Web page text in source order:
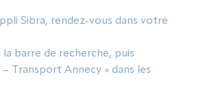
Sibra, rendez-vous dans votre
la barre de recherche, puis
Transport Annecy » dans les